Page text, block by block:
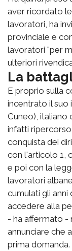
aver ricordato
lavoratori, ha
provinciale e
lavoratori "per
ulteriori
La
E proprio sulla
incentrato il suo
Cuneo), italiano
infatti
conquista dei
con l'articolo 1,
e poi con la
lavoratori
cumulati gli anni
accedere alla
- ha affermato -
annunciare che
prima